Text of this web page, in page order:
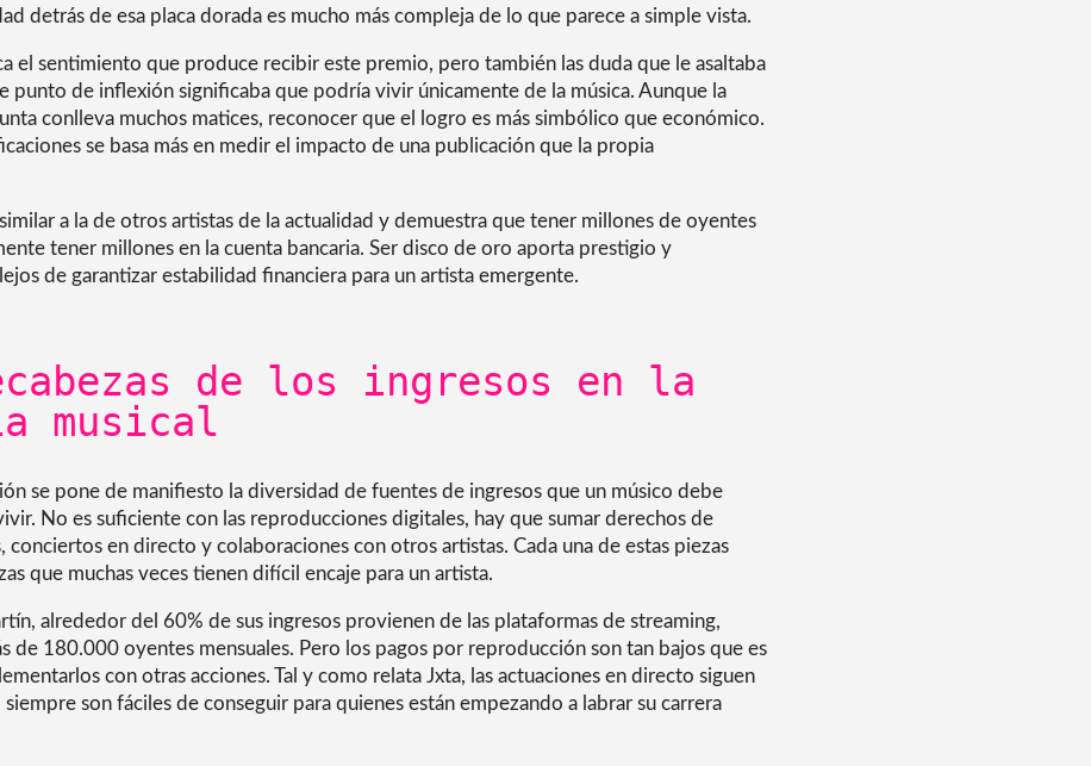
detrás de esa placa dorada es mucho más compleja de lo que parece a simple vista.
el sentimiento que produce recibir este premio, pero también las duda que le asaltaba
punto de inflexión significaba que podría vivir únicamente de la música. Aunque la
conlleva muchos matices, reconocer que el logro es más simbólico que económico.
se basa más en medir el impacto de una publicación que la propia
a la de otros artistas de la actualidad y demuestra que tener millones de oyentes
tener millones en la cuenta bancaria. Ser disco de oro aporta prestigio y
de garantizar estabilidad financiera para un artista emergente.
de los ingresos en la
musical
se pone de manifiesto la diversidad de fuentes de ingresos que un músico debe
No es suficiente con las reproducciones digitales, hay que sumar derechos de
conciertos en directo y colaboraciones con otros artistas. Cada una de estas piezas
que muchas veces tienen difícil encaje para un artista.
alrededor del 60% de sus ingresos provienen de las plataformas de streaming,
de 180.000 oyentes mensuales. Pero los pagos por reproducción son tan bajos que es
con otras acciones. Tal y como relata Jxta, las actuaciones en directo siguen
son fáciles de conseguir para quienes están empezando a labrar su carrera